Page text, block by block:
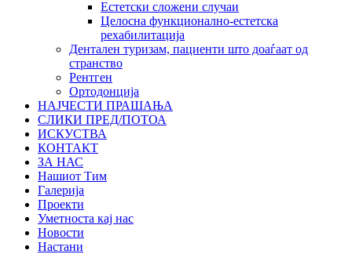
Естетски сложени случаи
Целосна функционално-естетска
рехабилитација
Дентален туризам, пациенти што доаѓаат од
странство
Рентген
Ортодонција
НАЈЧЕСТИ ПРАШАЊА
СЛИКИ ПРЕД/ПОТОА
ИСКУСТВА
КОНТАКТ
ЗА НАС
Нашиот Тим
Галерија
Проекти
Уметноста кај нас
Новости
Настани